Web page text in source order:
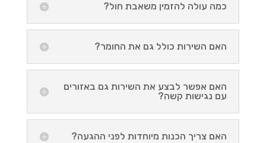
כמה עולה להזמין משאבת חול?
האם השירות כולל גם את החומר?
האם אפשר לבצע את השירות גם באזורים
עם נגישות קשה?
האם צריך הכנות מיוחדות לפני ההגעה?